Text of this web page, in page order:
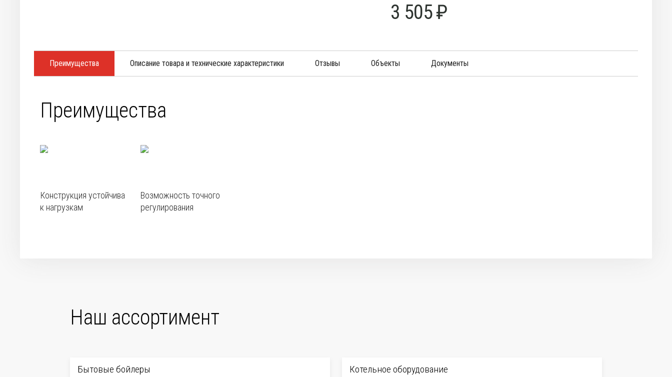
3 505 ₽
Преимущества Описание товара и технические характеристики Отзывы Объекты Документы
Преимущества
Конструкция устойчива
к нагрузкам
Возможность точного
регулирования
Наш ассортимент
Бытовые бойлеры
Котельное оборудование